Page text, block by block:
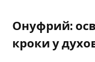
Онуфрий:
кроки у